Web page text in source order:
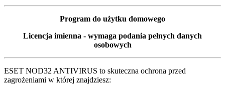
Program do użytku domowego
Licencja imienna - wymaga podania pełnych danych
osobowych
ESET NOD32 ANTIVIRUS to skuteczna ochrona przed
zagrożeniami w której znajdziesz: